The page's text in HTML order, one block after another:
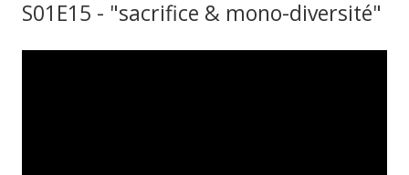
S01E15 - "sacrifice & mono-diversité"